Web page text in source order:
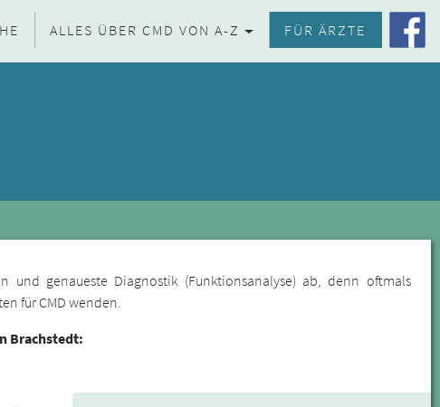
ALLES ÜBER CMD VON A-Z FÜR ÄRZTE
und genaueste Diagnostik (Funktionsanalyse) ab, denn oftmals
für CMD wenden.
Brachstedt: